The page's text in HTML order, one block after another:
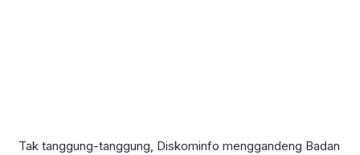
Tak tanggung-tanggung, Diskominfo menggandeng Badan